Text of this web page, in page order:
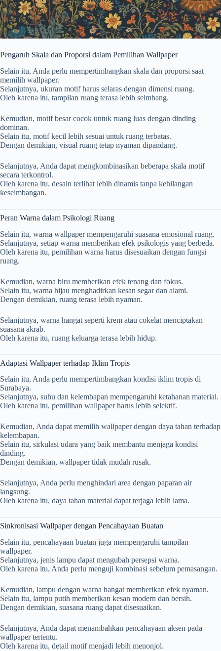
Pengaruh Skala dan Proporsi dalam Pemilihan Wallpaper
Selain itu, Anda perlu mempertimbangkan skala dan proporsi saat
memilih wallpaper.
Selanjutnya, ukuran motif harus selaras dengan dimensi ruang.
Oleh karena itu, tampilan ruang terasa lebih seimbang.
Kemudian, motif besar cocok untuk ruang luas dengan dinding
dominan.
Selain itu, motif kecil lebih sesuai untuk ruang terbatas.
Dengan demikian, visual ruang tetap nyaman dipandang.
Selanjutnya, Anda dapat mengkombinasikan beberapa skala motif
secara terkontrol.
Oleh karena itu, desain terlihat lebih dinamis tanpa kehilangan
keseimbangan.
Peran Warna dalam Psikologi Ruang
Selain itu, warna wallpaper mempengaruhi suasana emosional ruang.
Selanjutnya, setiap warna memberikan efek psikologis yang berbeda.
Oleh karena itu, pemilihan warna harus disesuaikan dengan fungsi
ruang.
Kemudian, warna biru memberikan efek tenang dan fokus.
Selain itu, warna hijau menghadirkan kesan segar dan alami.
Dengan demikian, ruang terasa lebih nyaman.
Selanjutnya, warna hangat seperti krem atau cokelat menciptakan
suasana akrab.
Oleh karena itu, ruang keluarga terasa lebih hidup.
Adaptasi Wallpaper terhadap Iklim Tropis
Selain itu, Anda perlu mempertimbangkan kondisi iklim tropis di
Surabaya.
Selanjutnya, suhu dan kelembapan mempengaruhi ketahanan material.
Oleh karena itu, pemilihan wallpaper harus lebih selektif.
Kemudian, Anda dapat memilih wallpaper dengan daya tahan terhadap
kelembapan.
Selain itu, sirkulasi udara yang baik membantu menjaga kondisi
dinding.
Dengan demikian, wallpaper tidak mudah rusak.
Selanjutnya, Anda perlu menghindari area dengan paparan air
langsung.
Oleh karena itu, daya tahan material dapat terjaga lebih lama.
Sinkronisasi Wallpaper dengan Pencahayaan Buatan
Selain itu, pencahayaan buatan juga mempengaruhi tampilan
wallpaper.
Selanjutnya, jenis lampu dapat mengubah persepsi warna.
Oleh karena itu, Anda perlu menguji kombinasi sebelum pemasangan.
Kemudian, lampu dengan warna hangat memberikan efek nyaman.
Selain itu, lampu putih memberikan kesan modern dan bersih.
Dengan demikian, suasana ruang dapat disesuaikan.
Selanjutnya, Anda dapat menambahkan pencahayaan aksen pada
wallpaper tertentu.
Oleh karena itu, detail motif menjadi lebih menonjol.